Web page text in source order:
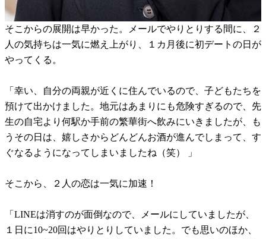
そこからの展開は早かった。メールでやりとりする間に、２
人の気持ちは一気に燃え上がり、１カ月後に初デートの日が
やってくる。
「幸い、自分の両親が近くに住んでいるので、子どもたちを
預けて出かけました。地元はあまりにも危険すぎるので、先
生の自宅より何駅か手前の繁華街へ飲みにいきましたが、も
うその日は、嬉しさからどんどんお酒が進んでしまって、す
ぐなるようになってしまいましたね（笑） 」
そこから、２人の恋は一気に加速！
「LINEは消すのが面倒なので、メールにしていましたが、
１日に10~20回はやりとりしていました。でも思いのほか、